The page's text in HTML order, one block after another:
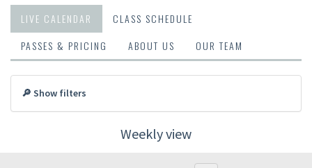
LIVE CALENDAR
CLASS SCHEDULE
PASSES & PRICING
ABOUT US OUR TEAM
🔎 Show filters
Weekly view